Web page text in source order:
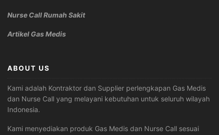
Nurse Call Rumah Sakit
Artikel Gas Medis
ABOUT US
Kami adalah Kontraktor dan Supplier perlengkapan Gas Medis
dan Nurse Call yang melayani kebutuhan untuk seluruh wilayah
Indonesia.
Kami menyediakan produk Gas Medis dan Nurse Call sesuai